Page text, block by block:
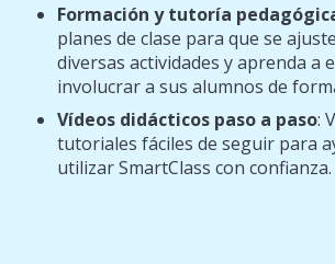
Formación y tutoría
planes de clase para que se
diversas actividades y aprenda a
involucrar a sus alumnos de
Vídeos didácticos paso a paso:
tutoriales fáciles de seguir para
utilizar SmartClass con confianza.